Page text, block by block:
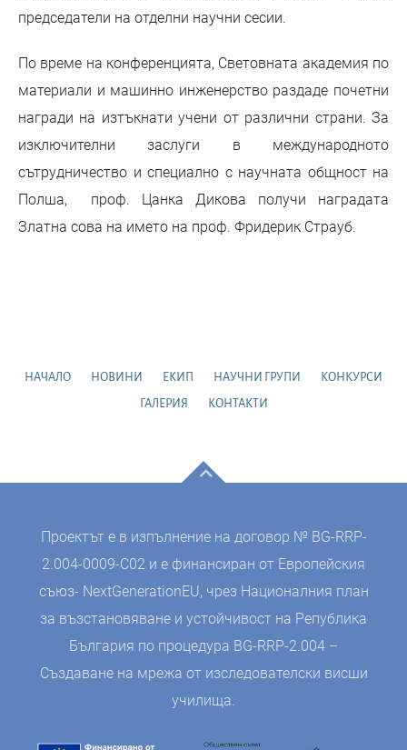
председатели на отделни научни сесии.
По време на конференцията, Световната академия по
материали и машинно инженерство раздаде почетни
награди на изтъкнати учени от различни страни. За
изключителни заслуги в международното
сътрудничество и специално с научната общност на
Полша, проф. Цанка Дикова получи наградата
Златна сова на името на проф. Фридерик Страуб.
НАЧАЛО НОВИНИ ЕКИП НАУЧНИ ГРУПИ КОНКУРСИ
ГАЛЕРИЯ КОНТАКТИ
Проектът е в изпълнение на договор № BG-RRP-
2.004-0009-C02 и е финансиран от Европейския
съюз- NextGenerationEU, чрез Националния план
за възстановяване и устойчивост на Република
България по процедура BG-RRP-2.004 –
Създаване на мрежа от изследователски висши
училища.